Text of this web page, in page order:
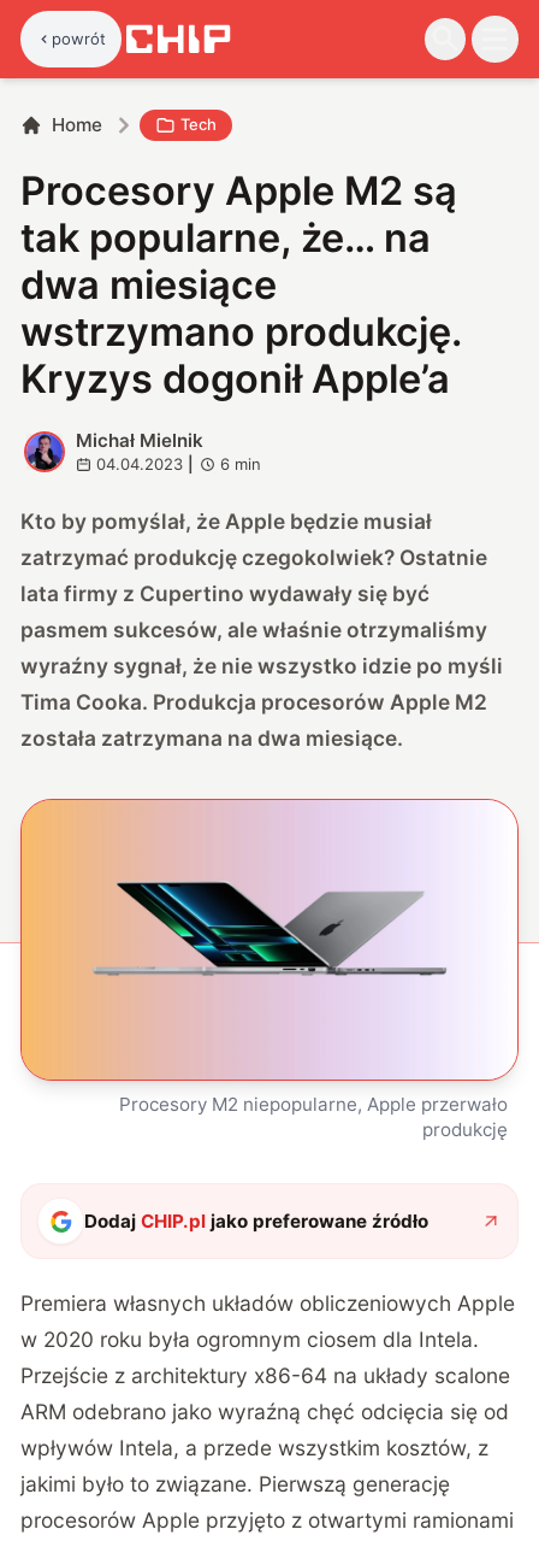
powrót
Home Tech
Procesory Apple M2 są
tak popularne, że… na
dwa miesiące
wstrzymano produkcję.
Kryzys dogonił Apple’a
M
Michał Mielnik
04.04.2023 6 min
Kto by pomyślał, że Apple będzie musiał
zatrzymać produkcję czegokolwiek? Ostatnie
lata firmy z Cupertino wydawały się być
pasmem sukcesów, ale właśnie otrzymaliśmy
wyraźny sygnał, że nie wszystko idzie po myśli
Tima Cooka. Produkcja procesorów Apple M2
została zatrzymana na dwa miesiące.
Procesory M2 niepopularne, Apple przerwało
produkcję
DodajCHIP.pl jako preferowane źródło
Premiera własnych układów obliczeniowych Apple
w 2020 roku była ogromnym ciosem dla Intela.
Przejście z architektury x86-64 na układy scalone
ARM odebrano jako wyraźną chęć odcięcia się od
wpływów Intela, a przede wszystkim kosztów, z
jakimi było to związane. Pierwszą generację
procesorów Apple przyjęto z otwartymi ramionami